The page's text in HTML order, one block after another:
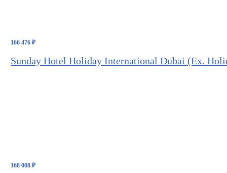
166 476₽
Sunday Hotel Holiday International Dubai (Ex.
168 008₽